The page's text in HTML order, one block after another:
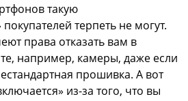
такую
терпеть не могут.
права отказать вам в
например, камеры, даже если
прошивка. А вот
из-за того, что вы